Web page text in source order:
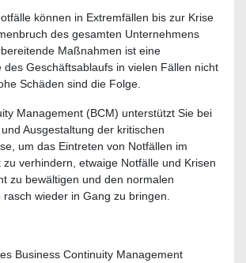
können in Extremfällen bis zur Krise
des gesamten Unternehmens
Maßnahmen ist eine
des Geschäftsablaufs in vielen Fällen nicht
Schäden sind die Folge.
Management (BCM) unterstützt Sie bei
Ausgestaltung der kritischen
um das Eintreten von Notfällen im
zu verhindern, etwaige Notfälle und Krisen
zu bewältigen und den normalen
wieder in Gang zu bringen.
Business Continuity Management